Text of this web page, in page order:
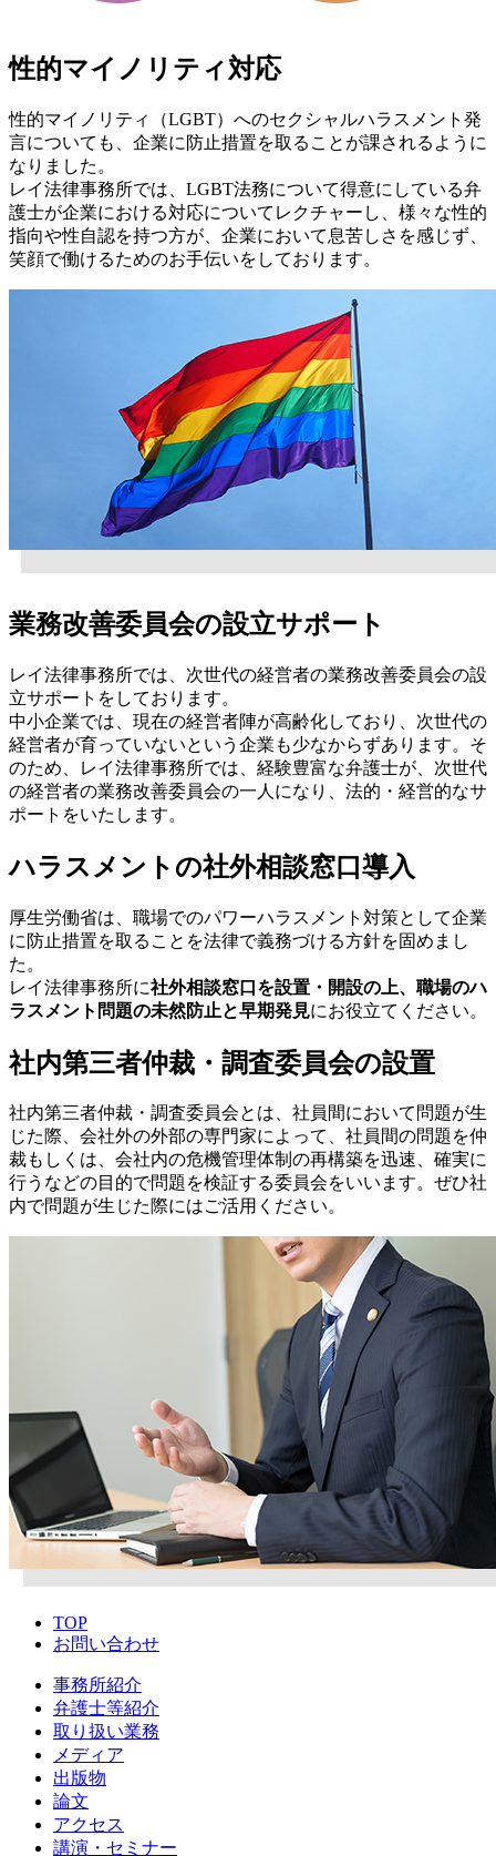
性的マイノリティ対応
性的マイノリティ（LGBT）へのセクシャルハラスメント発
言についても、企業に防止措置を取ることが課されるように
なりました。
レイ法律事務所では、LGBT法務について得意にしている弁
護士が企業における対応についてレクチャーし、様々な性的
指向や性自認を持つ方が、企業において息苦しさを感じず、
笑顔で働けるためのお手伝いをしております。
業務改善委員会の設立サポート
レイ法律事務所では、次世代の経営者の業務改善委員会の設
立サポートをしております。
中小企業では、現在の経営者陣が高齢化しており、次世代の
経営者が育っていないという企業も少なからずあります。そ
のため、レイ法律事務所では、経験豊富な弁護士が、次世代
の経営者の業務改善委員会の一人になり、法的・経営的なサ
ポートをいたします。
ハラスメントの社外相談窓口導入
厚生労働省は、職場でのパワーハラスメント対策として企業
に防止措置を取ることを法律で義務づける方針を固めまし
た。
レイ法律事務所に社外相談窓口を設置・開設の上、職場のハ
ラスメント問題の未然防止と早期発見にお役立てください。
社内第三者仲裁・調査委員会の設置
社内第三者仲裁・調査委員会とは、社員間において問題が生
じた際、会社外の外部の専門家によって、社員間の問題を仲
裁もしくは、会社内の危機管理体制の再構築を迅速、確実に
行うなどの目的で問題を検証する委員会をいいます。ぜひ社
内で問題が生じた際にはご活用ください。
TOP
お問い合わせ
事務所紹介
弁護士等紹介
取り扱い業務
メディア
出版物
論文
アクセス
講演・セミナー